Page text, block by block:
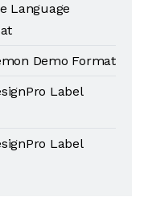
Language
Demo Format
Label
Label